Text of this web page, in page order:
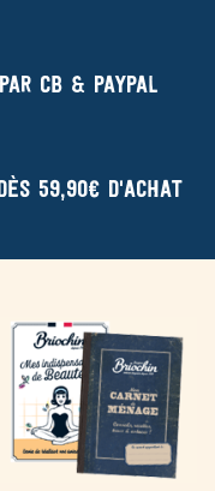
CB & Paypal
59,90€ d'achat